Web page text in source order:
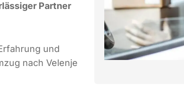
Partner
und
nach Velenje